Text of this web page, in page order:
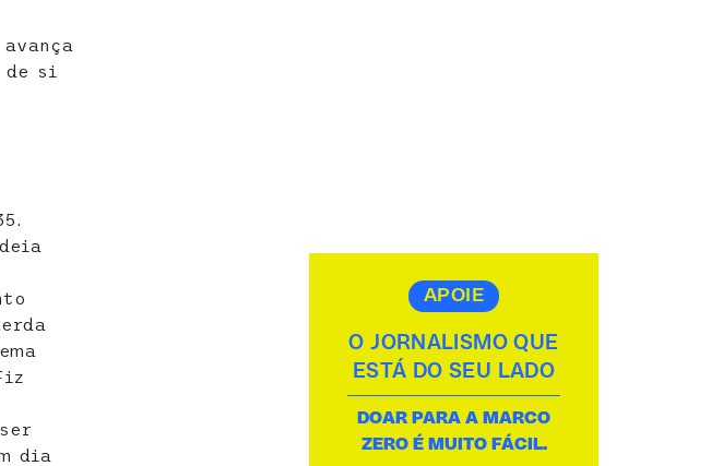
de si
dia
APOIE
O JORNALISMO QUE
ESTÁ DO SEU LADO
DOAR PARA A MARCO
ZERO É MUITO FÁCIL.